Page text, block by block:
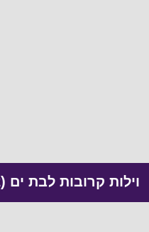
וילות קרובות לבת ים (2)